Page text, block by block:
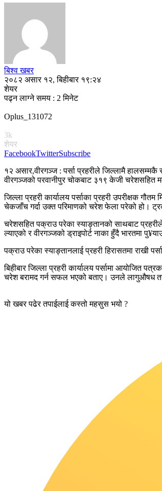
बिश्व खबर
२०८२ असार १२, बिहीबार १९:२४
शेयर
पढ्न लाग्ने समय : 2 मिनेट
Oplus_131072
3k
शेयर
FacebookTwitterSubscribe
१२ असार,वीरगञ्ज : पर्सा प्रहरीले जिल्लामै
वीरगञ्जको परवानीपुर चोकबाट ३१९ केजी चरेशसहित
जिल्ला प्रहरी कार्यालय पर्साका प्रहरी उपरीक्षक
चेकजाँच गर्दा उक्त परिमाणको चरेश फेला परेको हो।
चरेशसहित पक्राउ परेका स्याङ्तानको साथबाट
ल्याएको र वीरगञ्जको ड्राइपोर्ट नाका हुँदै भारतमा
पक्राउ परेका स्याङ्तानलाई प्रहरी हिरासतमा राखी
बिहीबार जिल्ला प्रहरी कार्यालय पर्सामा आयोजित
चरेश बरामद गर्न सफल भएको बताए। उनले लागुऔषध
यो खबर पढेर तपाईलाई कस्तो महसुस भयो ?